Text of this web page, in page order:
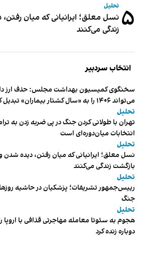
۵ تحلیل
نسل معلق؛ ایرانیانی که میان
زندگی می‌کنند
انتخاب سردبیر
سخنگوی کمیسیون بهداشت مجلس: حذف ارز
می‌تواند ۱۴۰۶ را به «سال کشتار بیماران» تبدیل کند
تحلیل
تهران با طولانی کردن جنگ در پی ضربه زدن به
انتخابات میان‌دوره‌ای است
تحلیل
نسل معلق؛ ایرانیانی که میان رفتن، دیده شدن
بازگشت زندگی می‌کنند
تحلیل
رییس‌جمهور تشریفات؛ پزشکیان در حاشیه
جنگ
تحلیل
هجوم به سئوتا معامله مهاجرتی قذافی با اروپا
دوباره زنده کرد